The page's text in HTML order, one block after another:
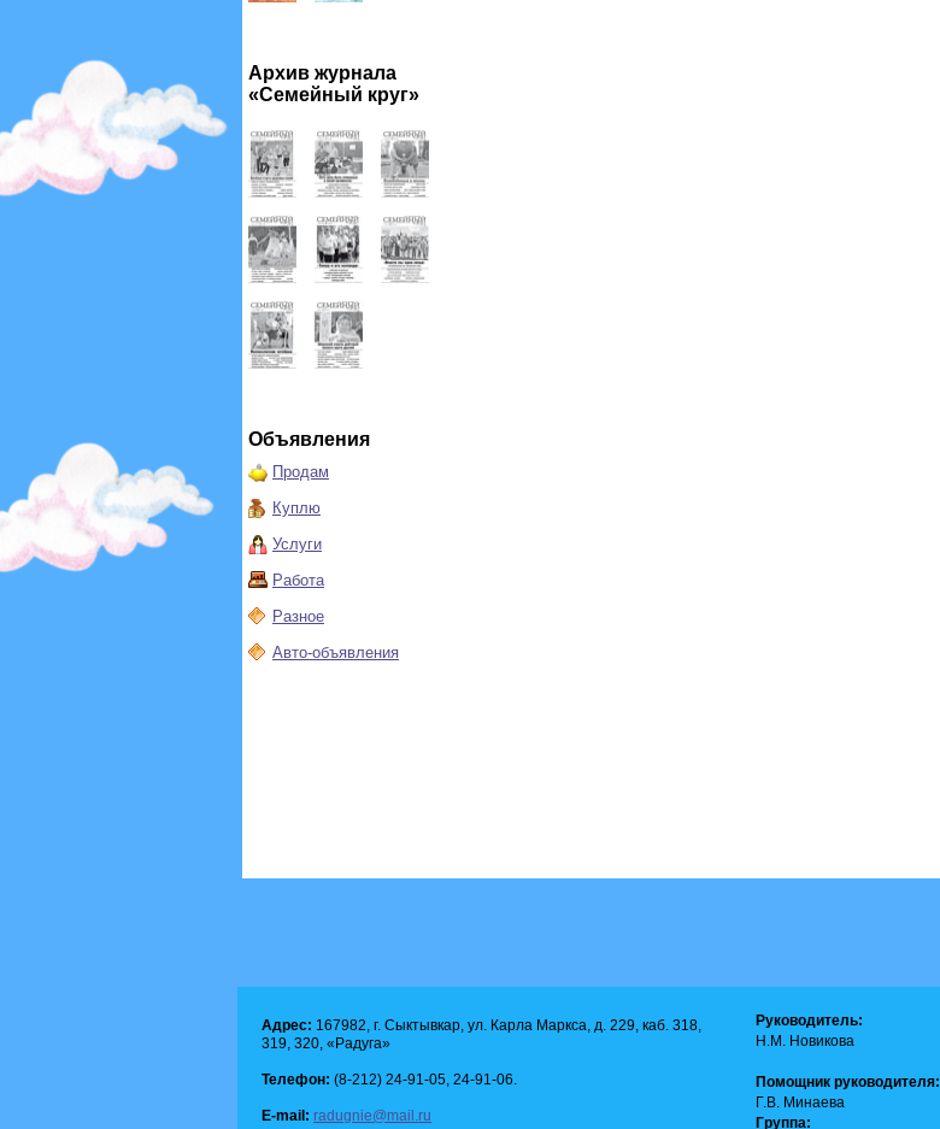
Архив журнала
«Семейный круг»
Объявления
Продам
Куплю
Услуги
Работа
Разное
Авто-объявления
Адрес: 167982, г. Сыктывкар, ул. Карла Маркса, д. 229, каб. 318,
319, 320, «Радуга»
Телефон: (8-212) 24-91-05, 24-91-06.
E-mail: radugnie@mail.ru
Руководитель:
Н.М. Новикова
Помощник руководителя:
Г.В. Минаева
Группа: